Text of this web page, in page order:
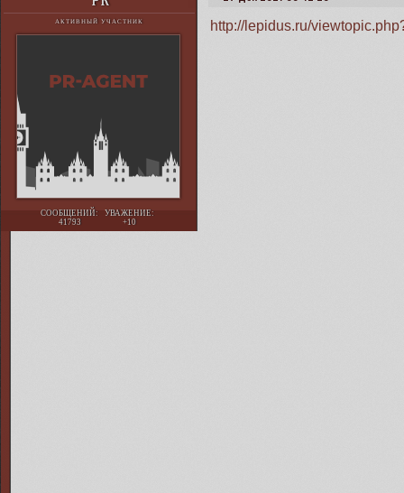
АКТИВНЫЙ УЧАСТНИК
СООБЩЕНИЙ:
41793
УВАЖЕНИЕ:
+10
http://lepidus.ru/